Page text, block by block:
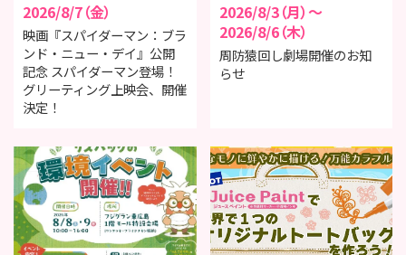
2026/8/7（金）
映画『スパイダーマン：ブラ
ンド・ニュー・デイ』公開
記念 スパイダーマン登場！
グリーティング上映会、開催
決定！
2026/8/3（月）～
2026/8/6（木）
周防猿回し劇場開催のお知
らせ